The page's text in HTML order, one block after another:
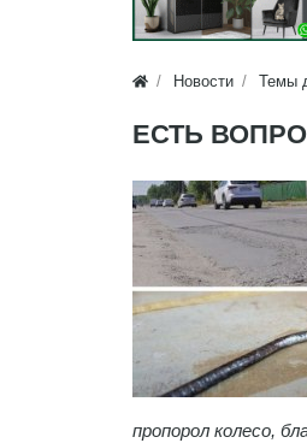
Новости Темы
ЕСТЬ
пропорол колесо,